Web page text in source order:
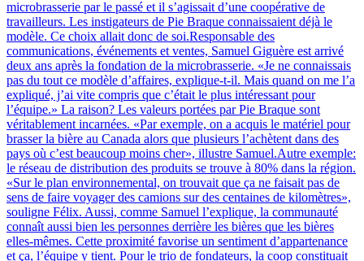
microbrasserie par le passé et il s’agissait d’une coopérative de
travailleurs. Les instigateurs de Pie Braque connaissaient déjà le
modèle. Ce choix allait donc de soi.Responsable des
communications, événements et ventes, Samuel Giguère est arrivé
deux ans après la fondation de la microbrasserie. «Je ne connaissais
pas du tout ce modèle d’affaires, explique-t-il. Mais quand on me l’a
expliqué, j’ai vite compris que c’était le plus intéressant pour
l’équipe.» La raison? Les valeurs portées par Pie Braque sont
véritablement incarnées. «Par exemple, on a acquis le matériel pour
brasser la bière au Canada alors que plusieurs l’achètent dans des
pays où c’est beaucoup moins cher», illustre Samuel.Autre exemple:
le réseau de distribution des produits se trouve à 80% dans la région.
«Sur le plan environnemental, on trouvait que ça ne faisait pas de
sens de faire voyager des camions sur des centaines de kilomètres»,
souligne Félix. Aussi, comme Samuel l’explique, la communauté
connaît aussi bien les personnes derrière les bières que les bières
elles-mêmes. Cette proximité favorise un sentiment d’appartenance
et ça, l’équipe y tient. Pour le trio de fondateurs, la coop constituait